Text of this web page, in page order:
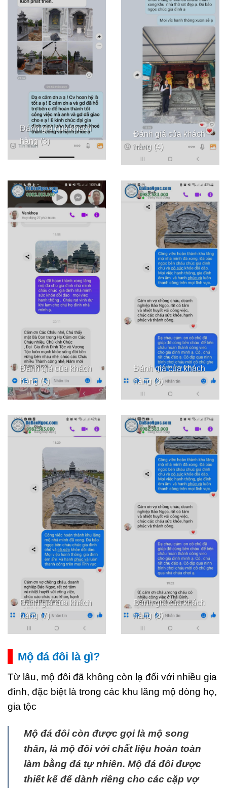
Đánh giá của khách
hàng (3)
Đánh giá của khách
hàng (4)
Đánh giá của khách
hàng (5)
Đánh giá của khách
hàng (6)
Đánh giá của khách
hàng (7)
Đánh giá của khách
hàng (8)
Mộ đá đôi là gì?
Từ lâu, mộ đôi đã không còn lạ đối với nhiều gia
đình, đặc biệt là trong các khu lăng mộ dòng họ,
gia tộc
Mộ đá đôi còn được gọi là mộ song
thân, là mộ đôi với chất liệu hoàn toàn
làm bằng đá tự nhiên. Mộ đá đôi được
thiết kế để dành riêng cho các cặp vợ